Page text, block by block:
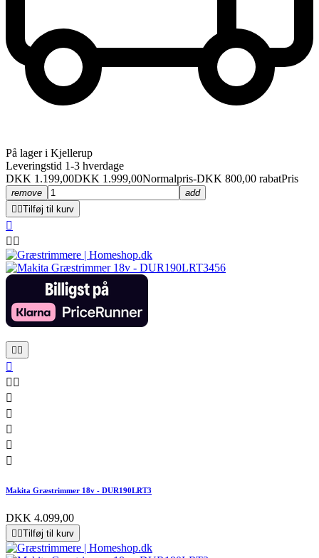
På lager i Kjellerup
Leveringstid 1-3 hverdage
DKK 1.199,00DKK 1.999,00Normalpris-DKK 800,00 rabatPris
remove
add
Tilføj til kurv

 


 





Makita Græstrimmer 18v - DUR190LRT3
DKK 4.099,00
 Tilføj til kurv